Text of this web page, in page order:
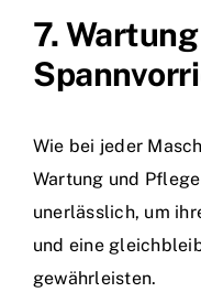
7.
Wie bei jeder
Wartung und
unerlässlich, um
und eine
gewährleisten.